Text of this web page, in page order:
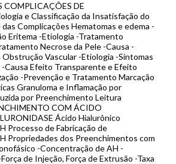
COMPLICAÇÕES DE
e Classificação da Insatisfação do
Complicações Hematomas e edema -
Eritema -Etiologia -Tratamento
Necrose da Pele -Causa -
Vascular -Etiologia -Sintomas
Causa Efeito Transparente e Efeito
-Prevenção e Tratamento Marcação
Granuloma e Inflamação por
por Preenchimento Leitura
COM ÁCIDO
Ácido Hialurônico
Processo de Fabricação de
Propriedades dos Preenchimentos com
-Concentração de AH -
de Injeção, Força de Extrusão -Taxa